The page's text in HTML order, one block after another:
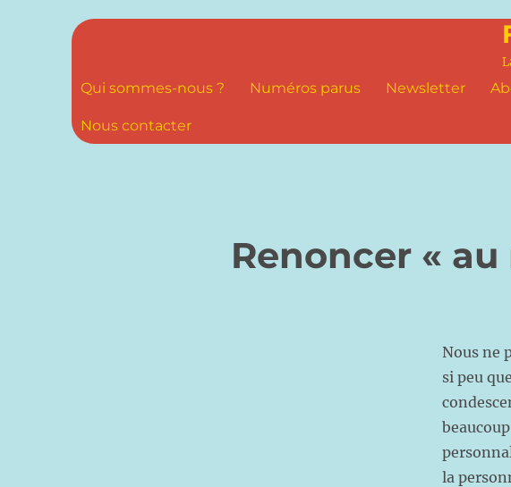
Qui sommes-nous ? Numéros parus Newsletter
Nous contacter
Renoncer « au
Nous ne
si peu
la